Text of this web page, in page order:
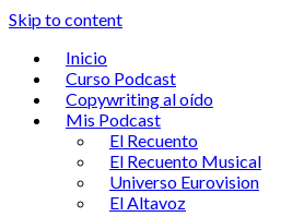
Skip to content
Inicio
Curso Podcast
Copywriting al oído
Mis Podcast
El Recuento
El Recuento Musical
Universo Eurovision
El Altavoz